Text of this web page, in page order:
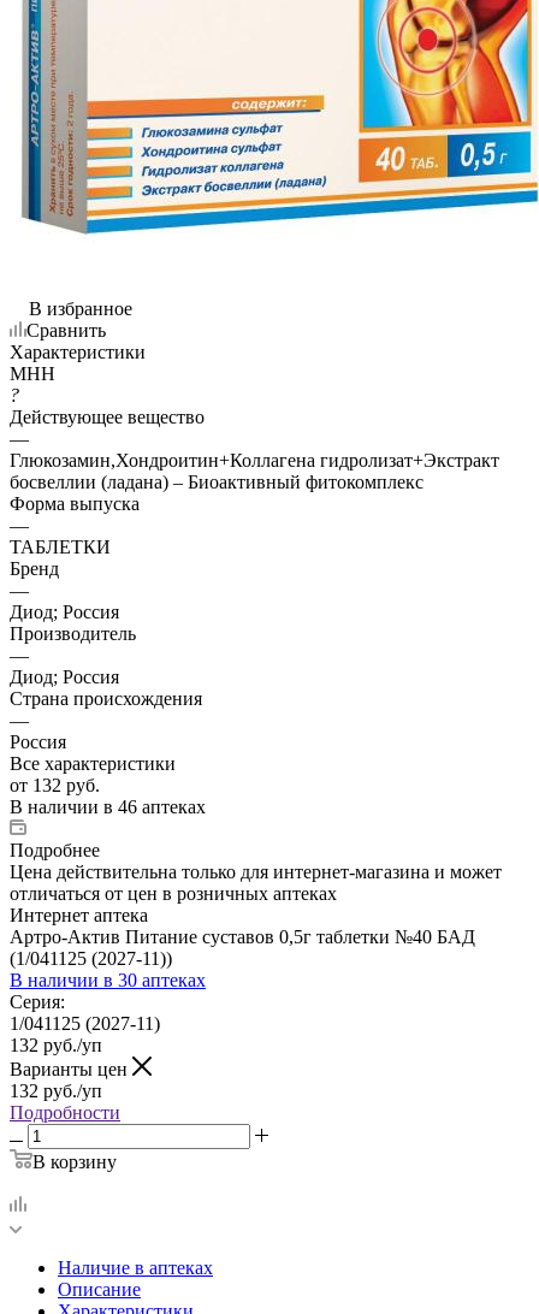
В избранное
Сравнить
Характеристики
МНН
?
Действующее вещество
—
Глюкозамин,Хондроитин+Коллагена гидролизат+Экстракт
босвеллии (ладана) – Биоактивный фитокомплекс
Форма выпуска
—
ТАБЛЕТКИ
Бренд
—
Диод; Россия
Производитель
—
Диод; Россия
Страна происхождения
—
Россия
Все характеристики
от 132 руб.
В наличии в 46 аптеках
Подробнее
Цена действительна только для интернет-магазина и может
отличаться от цен в розничных аптеках
Интернет аптека
Артро-Актив Питание суставов 0,5г таблетки №40 БАД
(1/041125 (2027-11))
В наличии в 30 аптеках
Серия:
1/041125 (2027-11)
132 руб./уп
Варианты цен
132 руб./уп
Подробности
В корзину
Наличие в аптеках
Описание